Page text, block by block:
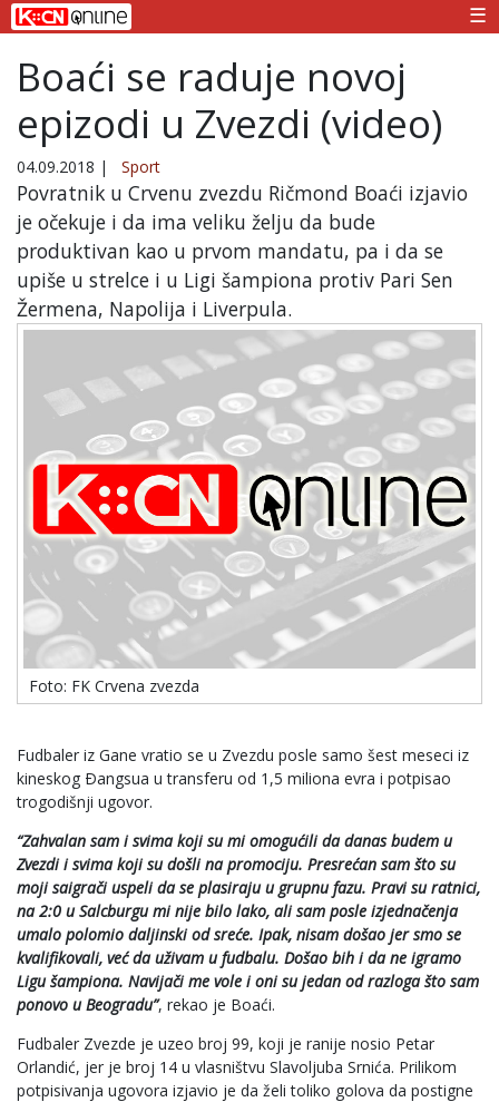
☰
Boaći se raduje novoj
epizodi u Zvezdi (video)
04.09.2018 | Sport
Povratnik u Crvenu zvezdu Ričmond Boaći izjavio
je očekuje i da ima veliku želju da bude
produktivan kao u prvom mandatu, pa i da se
upiše u strelce i u Ligi šampiona protiv Pari Sen
Žermena, Napolija i Liverpula.
Foto: FK Crvena zvezda
Fudbaler iz Gane vratio se u Zvezdu posle samo šest meseci iz
kineskog Ðangsua u transferu od 1,5 miliona evra i potpisao
trogodišnji ugovor.
“Zahvalan sam i svima koji su mi omogućili da danas budem u
Zvezdi i svima koji su došli na promociju. Presrećan sam što su
moji saigrači uspeli da se plasiraju u grupnu fazu. Pravi su ratnici,
na 2:0 u Salcburgu mi nije bilo lako, ali sam posle izjednačenja
umalo polomio daljinski od sreće. Ipak, nisam došao jer smo se
kvalifikovali, već da uživam u fudbalu. Došao bih i da ne igramo
Ligu šampiona. Navijači me vole i oni su jedan od razloga što sam
ponovo u Beogradu”, rekao je Boaći.
Fudbaler Zvezde je uzeo broj 99, koji je ranije nosio Petar
Orlandić, jer je broj 14 u vlasništvu Slavoljuba Srnića. Prilikom
potpisivanja ugovora izjavio je da želi toliko golova da postigne